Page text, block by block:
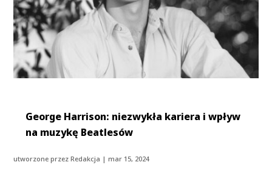
George Harrison: niezwykła kariera i wpływ
na muzykę Beatlesów
utworzone przezRedakcja |mar 15, 2024